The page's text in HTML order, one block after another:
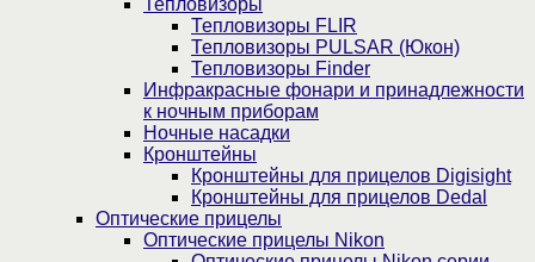
Тепловизоры
Тепловизоры FLIR
Тепловизоры PULSAR (Юкон)
Тепловизоры Finder
Инфракрасные фонари и принадлежности
к ночным приборам
Ночные насадки
Кронштейны
Кронштейны для прицелов Digisight
Кронштейны для прицелов Dedal
Оптические прицелы
Оптические прицелы Nikon